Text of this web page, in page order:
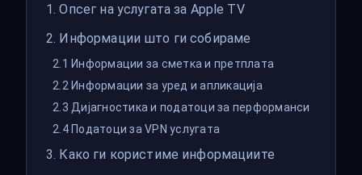
1. Опсег на услугата за Apple TV
2. Информации што ги собираме
2.1 Информации за сметка и претплата
2.2 Информации за уред и апликација
2.3 Дијагностика и податоци за перформанси
2.4 Податоци за VPN услугата
3. Како ги користиме информациите